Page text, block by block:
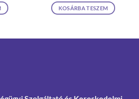
KOSÁRBA TESZEM